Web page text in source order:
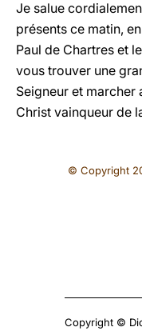
Je salue
présents ce matin,
Paul de Chartres et
vous trouver une
Seigneur et
Christ vainqueur de
© Copyright
Copyright ©